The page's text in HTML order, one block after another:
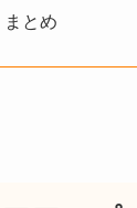
まとめ